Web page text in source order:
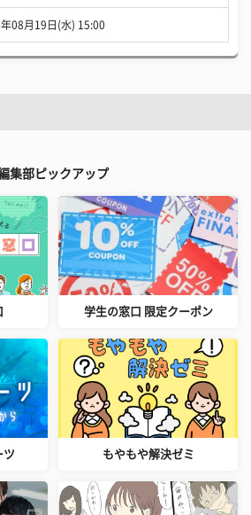
08月19日(水) 15:00
集部ピックアップ
学生の窓口 限定クーポン
ツ もやもや解決ゼミ